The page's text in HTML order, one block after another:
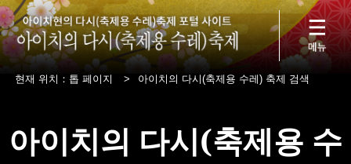
현재 위치： 톱 페이지 > 아이치의 다시(축제용 수레) 축제 검색
아이치의 다시(축제용 수